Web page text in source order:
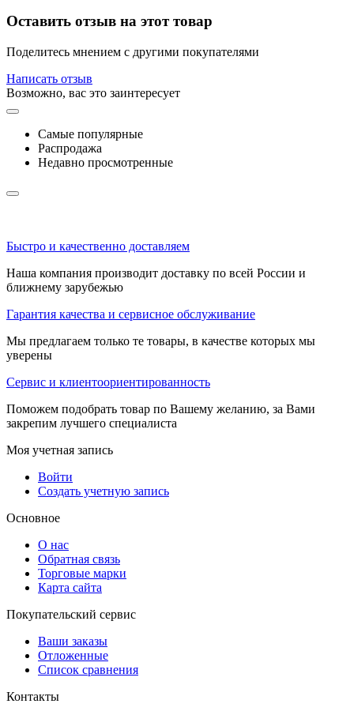
Оставить отзыв на этот товар
Поделитесь мнением с другими покупателями
Написать отзыв
Возможно, вас это заинтересует
Самые популярные
Распродажа
Недавно просмотренные
Быстро и качественно доставляем
Наша компания производит доставку по всей России и
ближнему зарубежью
Гарантия качества и сервисное обслуживание
Мы предлагаем только те товары, в качестве которых мы
уверены
Сервис и клиентоориентированность
Поможем подобрать товар по Вашему желанию, за Вами
закрепим лучшего специалиста
Моя учетная запись
Войти
Создать учетную запись
Основное
О нас
Обратная связь
Торговые марки
Карта сайта
Покупательский сервис
Ваши заказы
Отложенные
Список сравнения
Контакты